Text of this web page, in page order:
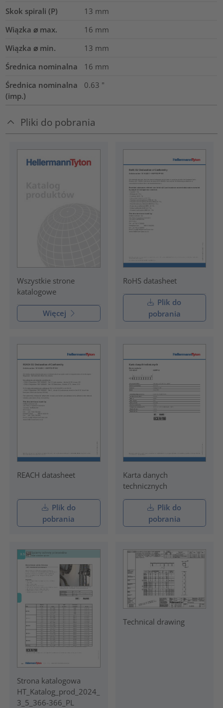
Skok spirali (P) 13 mm
Wiązka ⌀ max.
16 mm
Wiązka ⌀ min.
13 mm
Średnica nominalna
16 mm
Średnica nominalna
(imp.)
0.63 "
Pliki do pobrania
Wszystkie strone
katalogowe
Więcej
RoHS datasheet
Plik do
pobrania
REACH datasheet
Plik do
pobrania
Karta danych
technicznych
Plik do
pobrania
Strona katalogowa
HT_Katalog_prod_2024_
3_5_366-366_PL
Technical drawing